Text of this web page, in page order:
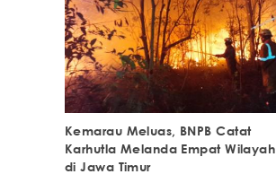
Kemarau Meluas, BNPB Catat
Karhutla Melanda Empat Wilayah
di Jawa Timur